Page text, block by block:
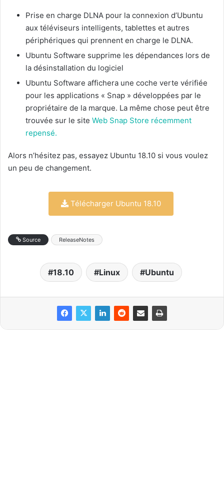
Prise en charge DLNA pour la connexion d’Ubuntu
aux téléviseurs intelligents, tablettes et autres
périphériques qui prennent en charge le DLNA.
Ubuntu Software supprime les dépendances lors de
la désinstallation du logiciel
Ubuntu Software affichera une coche verte vérifiée
pour les applications « Snap » développées par le
propriétaire de la marque. La même chose peut être
trouvée sur le site Web Snap Store récemment
repensé.
Alors n’hésitez pas, essayez Ubuntu 18.10 si vous voulez
un peu de changement.
Télécharger Ubuntu 18.10
Source ReleaseNotes
18.10 Linux Ubuntu